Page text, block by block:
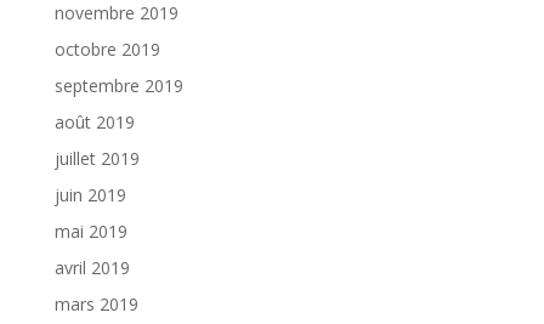
novembre 2019
octobre 2019
septembre 2019
août 2019
juillet 2019
juin 2019
mai 2019
avril 2019
mars 2019